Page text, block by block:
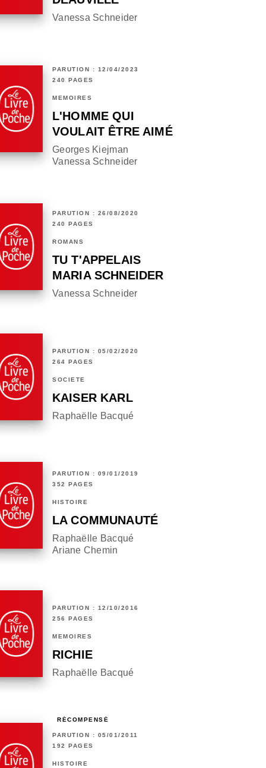
Vanessa Schneider
PARUTION : 12/04/2023
240 PAGES
MÉMOIRES
L'HOMME QUI
VOULAIT ÊTRE AIMÉ
Georges Kiejman
Vanessa Schneider
PARUTION : 26/08/2020
240 PAGES
ROMANS
TU T'APPELAIS
MARIA SCHNEIDER
Vanessa Schneider
PARUTION : 05/02/2020
264 PAGES
SOCIÉTÉ
KAISER KARL
Raphaëlle Bacqué
PARUTION : 09/01/2019
352 PAGES
HISTOIRE
LA COMMUNAUTÉ
Raphaëlle Bacqué
Ariane Chemin
PARUTION : 12/10/2016
256 PAGES
MÉMOIRES
RICHIE
Raphaëlle Bacqué
RÉCOMPENSÉ
PARUTION : 05/01/2011
192 PAGES
HISTOIRE